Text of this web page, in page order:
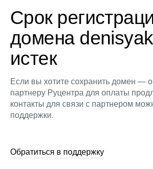
Срок
домена
истек
Если вы хотите сохранить домен —
партнеру Руцентра для оплаты
контакты для связи с партнером
поддержки.
Обратиться в поддержку